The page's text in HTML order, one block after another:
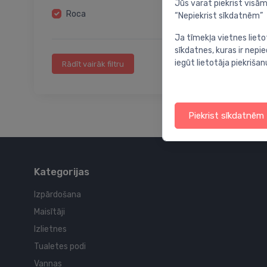
Piederumu komplekti vannas istabai
Roca
Rādīt vairāk filtru
Kategorijas
Izpārdošana
Maisītāji
Izlietnes
Tualetes podi
Vannas
Jūs varat piekrist
“Nepiekrist sīkdatnēm”
Ja tīmekļa vietnes
sīkdatnes, kuras ir
iegūt lietotāja
Piekrist sīkdatnēm